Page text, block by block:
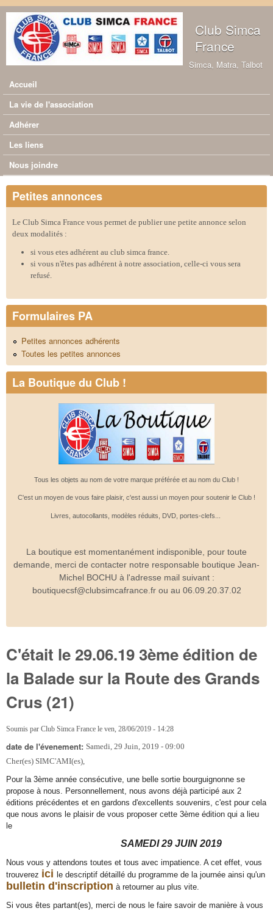
Aller au contenu principal
Club Simca
France
Simca, Matra, Talbot
Menu principal
Accueil
La vie de l'association
Adhérer
Les liens
Nous joindre
Petites annonces
Le Club Simca France vous permet de publier une petite annonce selon
deux modalités :
si vous etes adhérent au club simca france.
si vous n'êtes pas adhérent à notre association, celle-ci vous sera
refusé.
Formulaires PA
Petites annonces adhérents
Toutes les petites annonces
La Boutique du Club !
Tous les objets au nom de votre marque préférée et au nom du Club !
C'est un moyen de vous faire plaisir, c'est aussi un moyen pour soutenir le Club !
Livres, autocollants, modèles réduits, DVD, portes-clefs...
La boutique est momentanément indisponible, pour toute
demande, merci de contacter notre responsable boutique Jean-
Michel BOCHU à l'adresse mail suivant :
boutiquecsf@clubsimcafrance.fr ou au 06.09.20.37.02
C'était le 29.06.19 3ème édition de
la Balade sur la Route des Grands
Crus (21)
Soumis par Club Simca France le ven, 28/06/2019 - 14:28
date de l'évenement: Samedi, 29 Juin, 2019 - 09:00
Cher(es) SIMC'AMI(es),
Pour la 3ème année consécutive, une belle sortie bourguignonne se
propose à nous. Personnellement, nous avons déjà participé aux 2
éditions précédentes et en gardons d'excellents souvenirs, c'est pour cela
que nous avons le plaisir de vous proposer cette 3ème édition qui a lieu
le
SAMEDI 29 JUIN 2019
Nous vous y attendons toutes et tous avec impatience. A cet effet, vous
trouverez ici le descriptif détaillé du programme de la journée ainsi qu'un
bulletin d'inscription à retourner au plus vite.
Si vous êtes partant(es), merci de nous le faire savoir de manière à vous